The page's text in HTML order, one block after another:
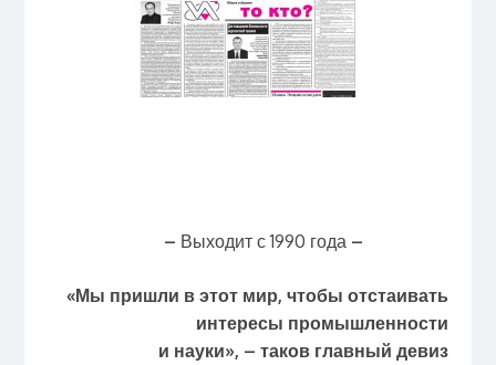
– Выходит с 1990 года –
«Мы пришли в этот мир, чтобы отстаивать
интересы промышленности
и науки», – таков главный девиз